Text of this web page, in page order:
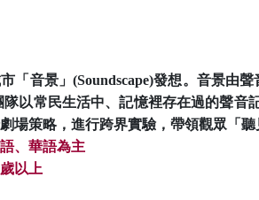
「音景」(Soundscape)發想。音景由
以常民生活中、記憶裡存在過的聲
場策略，進行跨界實驗，帶領觀眾「
、華語為主
以上